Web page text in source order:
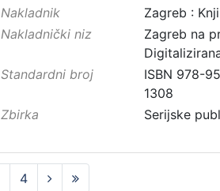
Nakladnik
Zagreb :
Nakladnički niz
Zagreb na
Standardni broj
ISBN 978-
1308
Zbirka
Serijske
4